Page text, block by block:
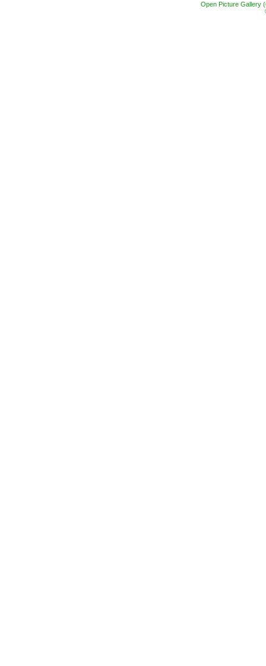
Open Picture Gallery